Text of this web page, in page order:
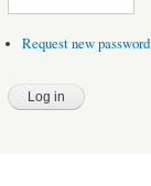
Request new password